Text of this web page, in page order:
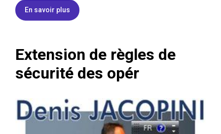
En savoir plus
Extension de règles de
sécurité des opér